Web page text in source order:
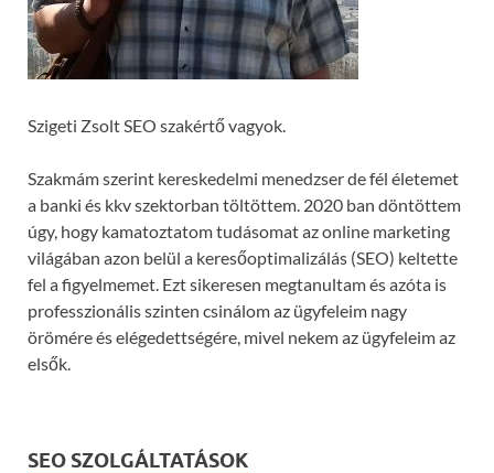
Szigeti Zsolt SEO szakértő vagyok.
Szakmám szerint kereskedelmi menedzser de fél életemet
a banki és kkv szektorban töltöttem. 2020 ban döntöttem
úgy, hogy kamatoztatom tudásomat az online marketing
világában azon belül a keresőoptimalizálás (SEO) keltette
fel a figyelmemet. Ezt sikeresen megtanultam és azóta is
professzionális szinten csinálom az ügyfeleim nagy
örömére és elégedettségére, mivel nekem az ügyfeleim az
elsők.
SEO SZOLGÁLTATÁSOK